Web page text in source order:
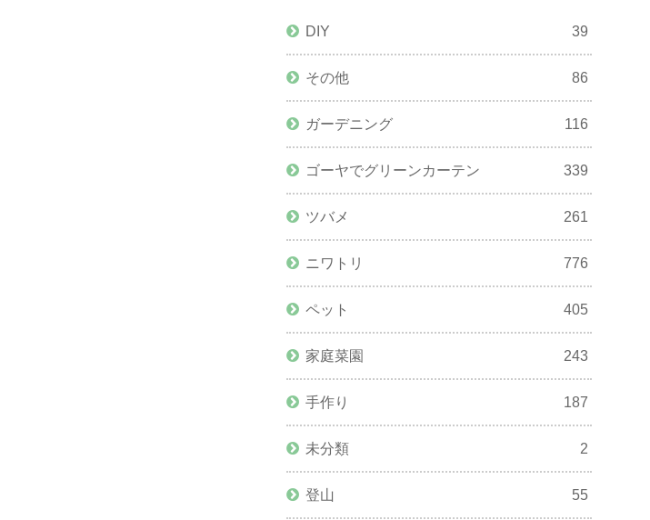
DIY 39
その他 86
ガーデニング 116
ゴーヤでグリーンカーテン 339
ツバメ 261
ニワトリ 776
ペット 405
家庭菜園 243
手作り 187
未分類 2
登山 55